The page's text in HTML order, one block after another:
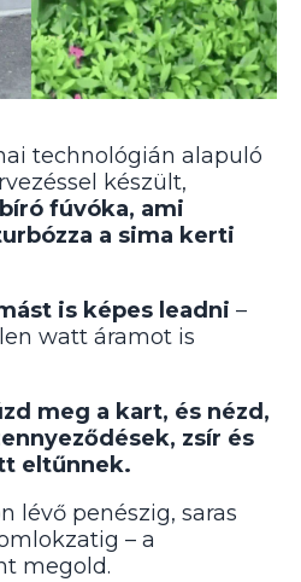
technológián alapuló
készült,
fúvóka, ami
a sima kerti
is képes leadni –
watt áramot is
meg a kart, és nézd,
zsír és
eltűnnek.
lévő penészig, saras
– a
megold.